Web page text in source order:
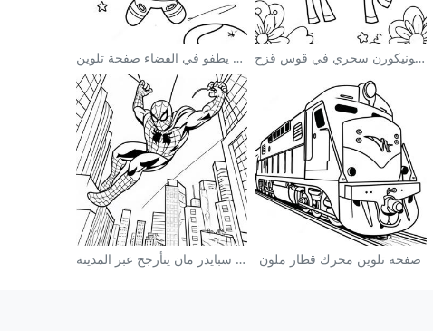
رائد فضاء لطيف يطفو في الفضاء صفحة تلوين صفحة تلوين يونيكورن سحري في قوس قزح
صفحة تلوين سبايدر مان يتأرجح عبر المدينة صفحة تلوين محرك قطار ملون